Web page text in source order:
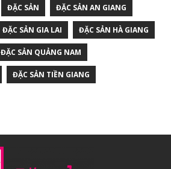
ĐẶC SẢN ĐẶC SẢN AN GIANG
ĐẶC SẢN GIA LAI ĐẶC SẢN HÀ GIANG
ĐẶC SẢN QUẢNG NAM
ĐẶC SẢN TIỀN GIANG